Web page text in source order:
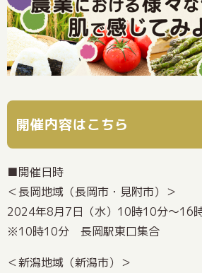
開催内容はこちら
■開催日時
＜長岡地域（長岡市・見附市）＞
2024年8月7日（水）10時10分～16
※10時10分 長岡駅東口集合
＜新潟地域（新潟市）＞